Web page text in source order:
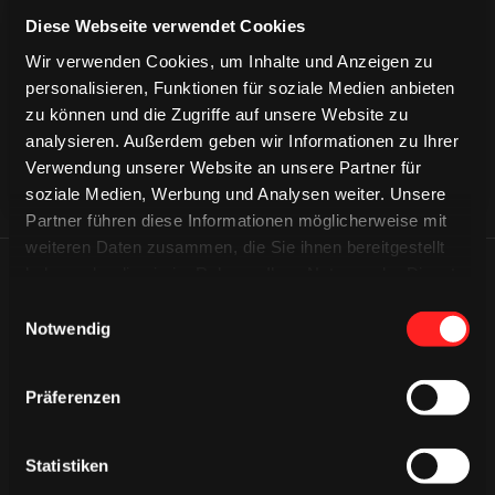
Diese Webseite verwendet Cookies
Wir verwenden Cookies, um Inhalte und Anzeigen zu
personalisieren, Funktionen für soziale Medien anbieten
zu können und die Zugriffe auf unsere Website zu
analysieren. Außerdem geben wir Informationen zu Ihrer
Verwendung unserer Website an unsere Partner für
soziale Medien, Werbung und Analysen weiter. Unsere
Partner führen diese Informationen möglicherweise mit
weiteren Daten zusammen, die Sie ihnen bereitgestellt
Notwendig
Präferenzen
Statistiken
CAPS & CO
CAPS & CO
CAPS & CO